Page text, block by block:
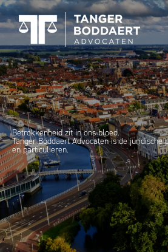
Betrokkenheid zit in ons bloed.
Tanger Boddaert Advocaten is de
en particulieren.